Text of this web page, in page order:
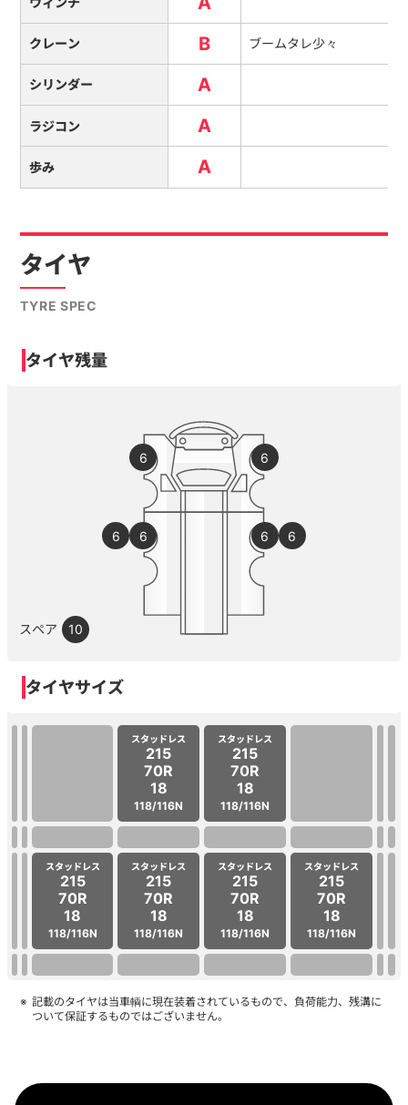
クレーン B ブームタレ少々
シリンダー A
ラジコン A
歩み A
タイヤ
TYRE SPEC
タイヤ残量
6 6
6
6 6 6
スペア 10
タイヤサイズ
スタッドレス
215
70R
18
118/116N
スタッドレス
215
70R
18
118/116N
スタッドレス
215
70R
18
118/116N
スタッドレス
215
70R
18
118/116N
スタッドレス
215
70R
18
118/116N
スタッドレス
215
70R
18
118/116N
記載のタイヤは当車輌に現在装着されているもので、負荷能力、残溝に
ついて保証するものではございません。